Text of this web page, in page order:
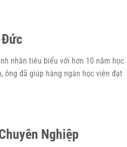
Đức
nhân tiêu biểu với hơn 10 năm học
ông đã giúp hàng ngàn học viên đạt
Nghiệp